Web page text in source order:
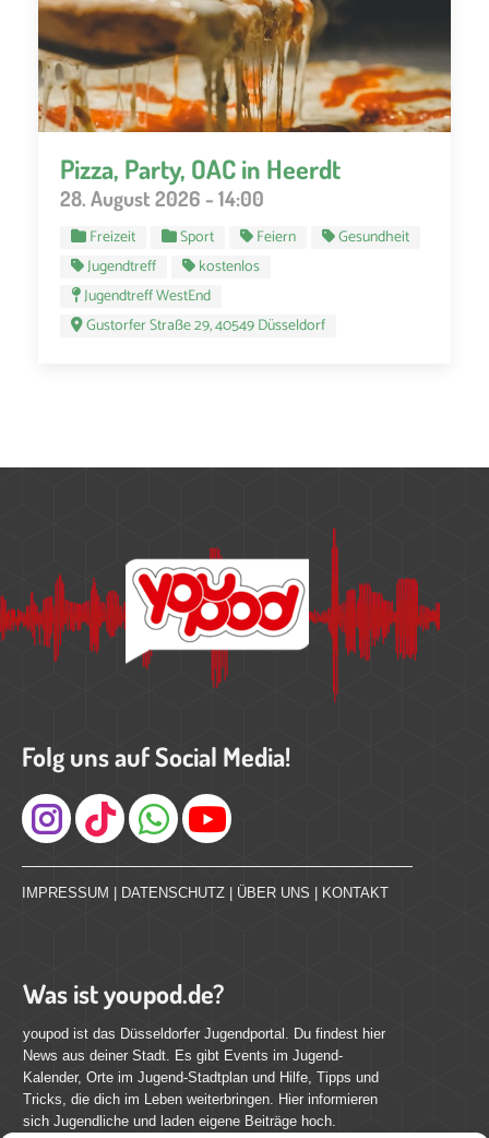
Pizza, Party, OAC in Heerdt
28. August 2026 - 14:00
Freizeit Sport Feiern
Gesundheit
Jugendtreff
kostenlos
Jugendtreff WestEnd
Gustorfer Straße 29, 40549 Düsseldorf
Folg uns auf Social Media!
Instagram
IMPRESSUM DATENSCHUTZ ÜBER UNS KONTAKT
Was ist youpod.de?
youpod ist das Düsseldorfer Jugendportal. Du findest hier
News aus deiner Stadt. Es gibt Events im Jugend-
Kalender, Orte im Jugend-Stadtplan und Hilfe, Tipps und
Tricks, die dich im Leben weiterbringen. Hier informieren
sich Jugendliche und laden eigene Beiträge hoch.